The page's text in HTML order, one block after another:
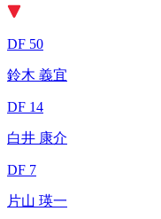
DF 50
鈴木 義宜
DF 14
白井 康介
DF 7
片山 瑛一